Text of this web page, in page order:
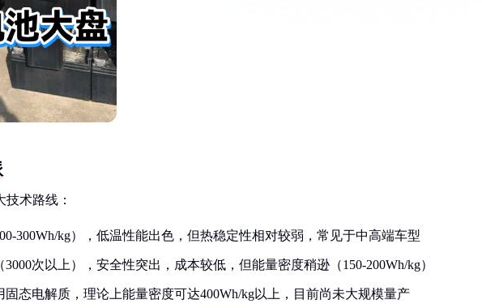
术路线：
300Wh/kg），低温性能出色，但热稳定性相对较弱，常见于中高端车型
次以上），安全性突出，成本较低，但能量密度稍逊（150-200Wh/kg）
态电解质，理论上能量密度可达400Wh/kg以上，目前尚未大规模量产